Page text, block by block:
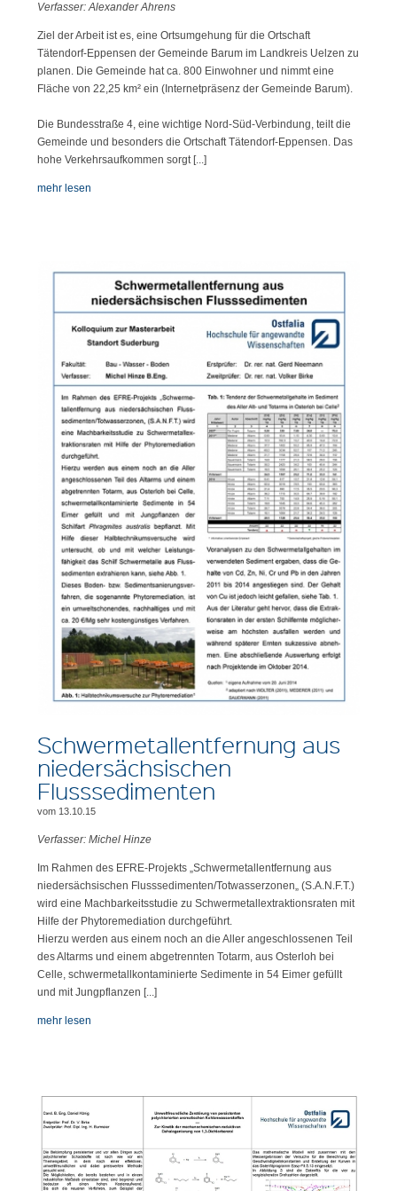
Verfasser: Alexander Ahrens
Ziel der Arbeit ist es, eine Ortsumgehung für die Ortschaft
Tätendorf-Eppensen der Gemeinde Barum im Landkreis Uelzen zu
planen. Die Gemeinde hat ca. 800 Einwohner und nimmt eine
Fläche von 22,25 km² ein (Internetpräsenz der Gemeinde Barum).
Die Bundesstraße 4, eine wichtige Nord-Süd-Verbindung, teilt die
Gemeinde und besonders die Ortschaft Tätendorf-Eppensen. Das
hohe Verkehrsaufkommen sorgt [...]
mehr lesen
Schwermetallentfernung aus
niedersächsischen
Flusssedimenten
vom 13.10.15
Verfasser: Michel Hinze
Im Rahmen des EFRE-Projekts „Schwermetallentfernung aus
niedersächsischen Flusssedimenten/Totwasserzonen„ (S.A.N.F.T.)
wird eine Machbarkeitsstudie zu Schwermetallextraktionsraten mit
Hilfe der Phytoremediation durchgeführt.
Hierzu werden aus einem noch an die Aller angeschlossenen Teil
des Altarms und einem abgetrennten Totarm, aus Osterloh bei
Celle, schwermetallkontaminierte Sedimente in 54 Eimer gefüllt
und mit Jungpflanzen [...]
mehr lesen